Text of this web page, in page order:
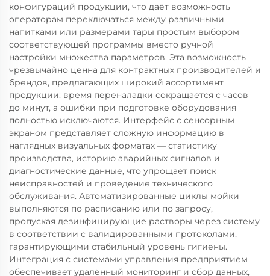
конфигураций продукции, что даёт возможность
операторам переключаться между различными
напитками или размерами тары простым выбором
соответствующей программы вместо ручной
настройки множества параметров. Эта возможность
чрезвычайно ценна для контрактных производителей и
брендов, предлагающих широкий ассортимент
продукции: время переналадки сокращается с часов
до минут, а ошибки при подготовке оборудования
полностью исключаются. Интерфейс с сенсорным
экраном представляет сложную информацию в
наглядных визуальных форматах — статистику
производства, историю аварийных сигналов и
диагностические данные, что упрощает поиск
неисправностей и проведение технического
обслуживания. Автоматизированные циклы мойки
выполняются по расписанию или по запросу,
пропуская дезинфицирующие растворы через систему
в соответствии с валидированными протоколами,
гарантирующими стабильный уровень гигиены.
Интеграция с системами управления предприятием
обеспечивает удалённый мониторинг и сбор данных,